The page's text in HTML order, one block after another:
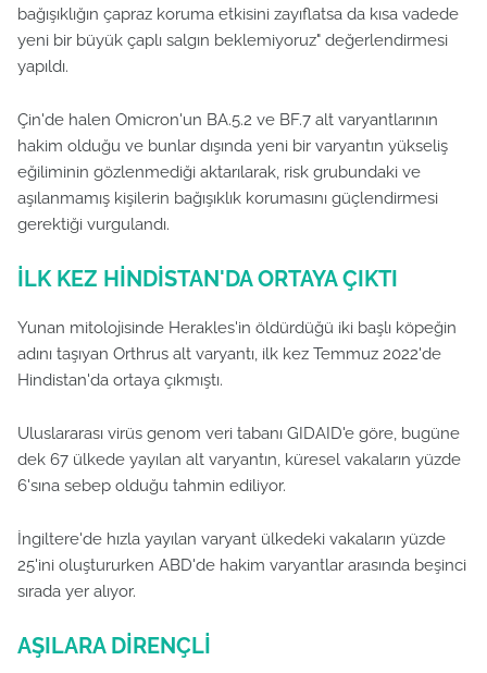
bağışıklığın çapraz koruma etkisini zayıflatsa da kısa vadede
yeni bir büyük çaplı salgın beklemiyoruz" değerlendirmesi
yapıldı.
Çin'de halen Omicron'un BA.5.2 ve BF.7 alt varyantlarının
hakim olduğu ve bunlar dışında yeni bir varyantın yükseliş
eğiliminin gözlenmediği aktarılarak, risk grubundaki ve
aşılanmamış kişilerin bağışıklık korumasını güçlendirmesi
gerektiği vurgulandı.
İLK KEZ HİNDİSTAN'DA ORTAYA ÇIKTI
Yunan mitolojisinde Herakles'in öldürdüğü iki başlı köpeğin
adını taşıyan Orthrus alt varyantı, ilk kez Temmuz 2022'de
Hindistan'da ortaya çıkmıştı.
Uluslararası virüs genom veri tabanı GIDAID'e göre, bugüne
dek 67 ülkede yayılan alt varyantın, küresel vakaların yüzde
6'sına sebep olduğu tahmin ediliyor.
İngiltere'de hızla yayılan varyant ülkedeki vakaların yüzde
25'ini oluştururken ABD'de hakim varyantlar arasında beşinci
sırada yer alıyor.
AŞILARA DİRENÇLİ